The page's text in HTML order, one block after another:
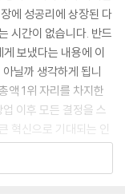
에 성공리에 상장된 다
시간이 없습니다. 반드
보냈다는 내용에 이
닐까 생각하게 됩니
액 1위 자리를 차지한
이후 모든 결정을 스
혁신으로 기대되는 인
고 있습니다. 그 자리에
기에 얻을 수 있었습